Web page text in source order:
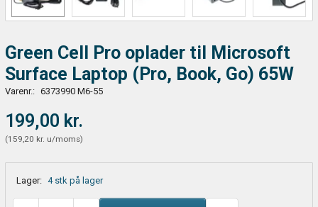
Green Cell Pro oplader til Microsoft
Surface Laptop (Pro, Book, Go) 65W
Varenr.: 6373990 M6-55
199,00 kr.
(159,20 kr. u/moms)
Lager: 4 stk på lager